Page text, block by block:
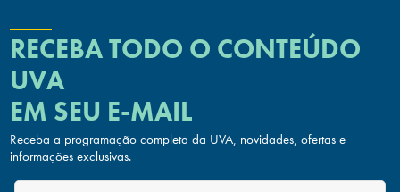
RECEBA TODO O CONTEÚDO
UVA
EM SEU E-MAIL
Receba a programação completa da UVA, novidades, ofertas e
informações exclusivas.